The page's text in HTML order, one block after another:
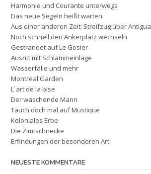
Harmonie und Courante unterwegs
Das neue Segeln heißt warten.
Aus einer anderen Zeit: Streifzug über Antigua
Noch schnell den Ankerplatz wechseln
Gestrandet auf Le Gosier
Ausritt mit Schlammeinlage
Wasserfälle und mehr
Montreal Garden
L`art de la bise
Der waschende Mann
Tauch doch mal auf Mustique
Koloniales Erbe
Die Zimtschnecke
Erfindungen der besonderen Art
NEUESTE KOMMENTARE